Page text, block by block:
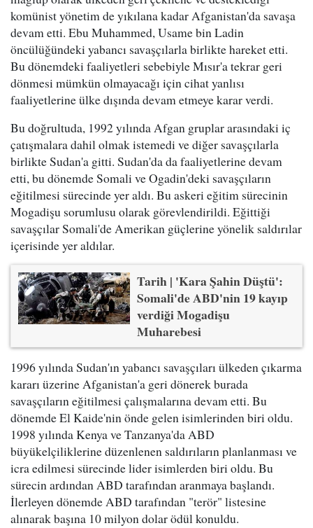
komünist yönetim de yıkılana kadar Afganistan'da savaşa
devam etti. Ebu Muhammed, Usame bin Ladin
öncülüğündeki yabancı savaşçılarla birlikte hareket etti.
Bu dönemdeki faaliyetleri sebebiyle Mısır'a tekrar geri
dönmesi mümkün olmayacağı için cihat yanlısı
faaliyetlerine ülke dışında devam etmeye karar verdi.
Bu doğrultuda, 1992 yılında Afgan gruplar arasındaki iç
çatışmalara dahil olmak istemedi ve diğer savaşçılarla
birlikte Sudan'a gitti. Sudan'da da faaliyetlerine devam
etti, bu dönemde Somali ve Ogadin'deki savaşçıların
eğitilmesi sürecinde yer aldı. Bu askeri eğitim sürecinin
Mogadişu sorumlusu olarak görevlendirildi. Eğittiği
savaşçılar Somali'de Amerikan güçlerine yönelik saldırılar
içerisinde yer aldılar.
Tarih | 'Kara Şahin Düştü':
Somali'de ABD'nin 19 kayıp
verdiği Mogadişu
Muharebesi
1996 yılında Sudan'ın yabancı savaşçıları ülkeden çıkarma
kararı üzerine Afganistan'a geri dönerek burada
savaşçıların eğitilmesi çalışmalarına devam etti. Bu
dönemde El Kaide'nin önde gelen isimlerinden biri oldu.
1998 yılında Kenya ve Tanzanya'da ABD
büyükelçiliklerine düzenlenen saldırıların planlanması ve
icra edilmesi sürecinde lider isimlerden biri oldu. Bu
sürecin ardından ABD tarafından aranmaya başlandı.
İlerleyen dönemde ABD tarafından "terör" listesine
alınarak başına 10 milyon dolar ödül konuldu.